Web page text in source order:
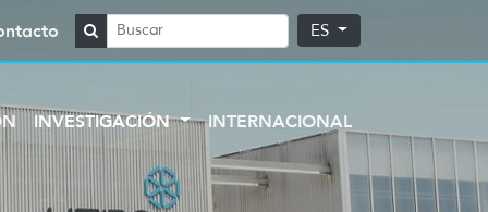
ES
INVESTIGACIÓN INTERNACIONAL